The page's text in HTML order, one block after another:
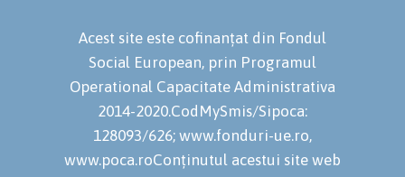
Acest site este cofinanțat din Fondul
Social European, prin Programul
Operational Capacitate Administrativa
2014-2020.CodMySmis/Sipoca:
128093/626; www.fonduri-ue.ro,
www.poca.roConținutul acestui site web